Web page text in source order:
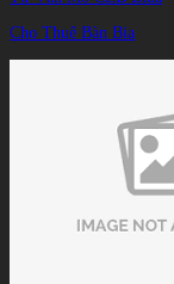
Cho Thuê Bàn Bia